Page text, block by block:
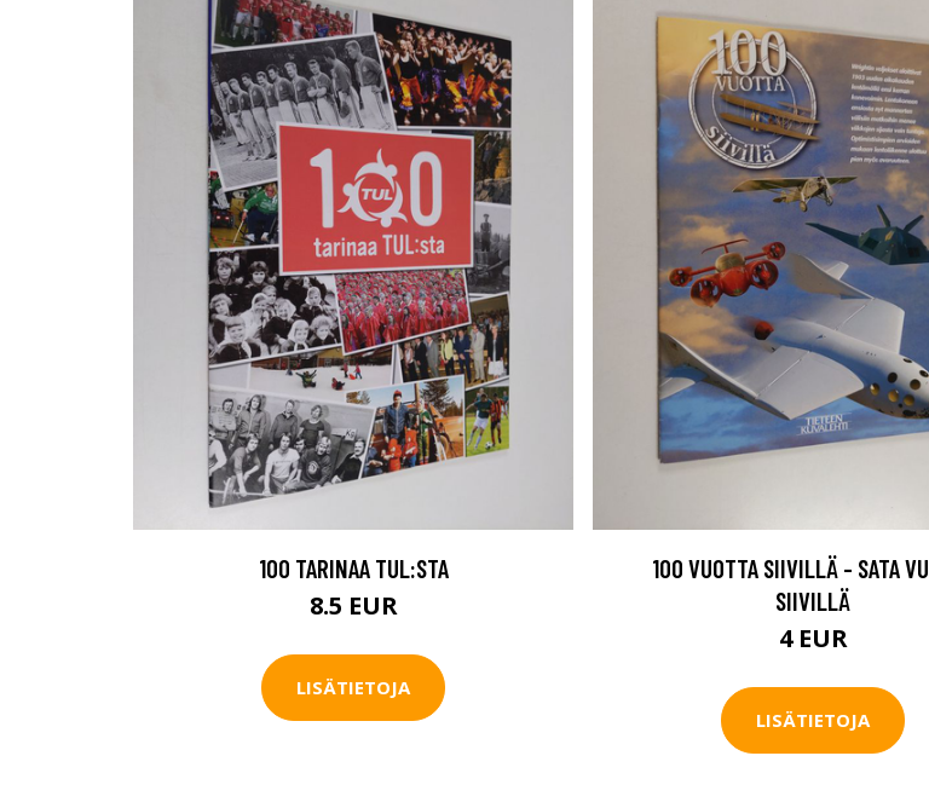
100 TARINAA TUL:STA
8.5 EUR
LISÄTIETOJA
100 VUOTTA SIIVILLÄ - SATA
SIIVILLÄ
4 EUR
LISÄTIETOJA